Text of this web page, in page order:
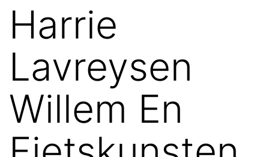
Harrie
Lavreysen
Willem En